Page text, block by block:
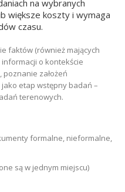
na wybranych
większe koszty i wymaga
czasu.
faktów (również mających
informacji o kontekście
założeń
etap wstępny badań –
terenowych.
formalne, nieformalne,
są w jednym miejscu)